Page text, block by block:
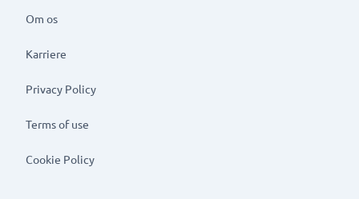
Om os
Karriere
Privacy Policy
Terms of use
Cookie Policy